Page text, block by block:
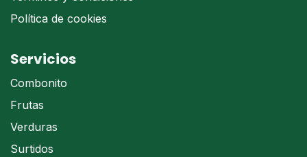
Política de cookies
Servicios
Combonito
Frutas
Verduras
Surtidos